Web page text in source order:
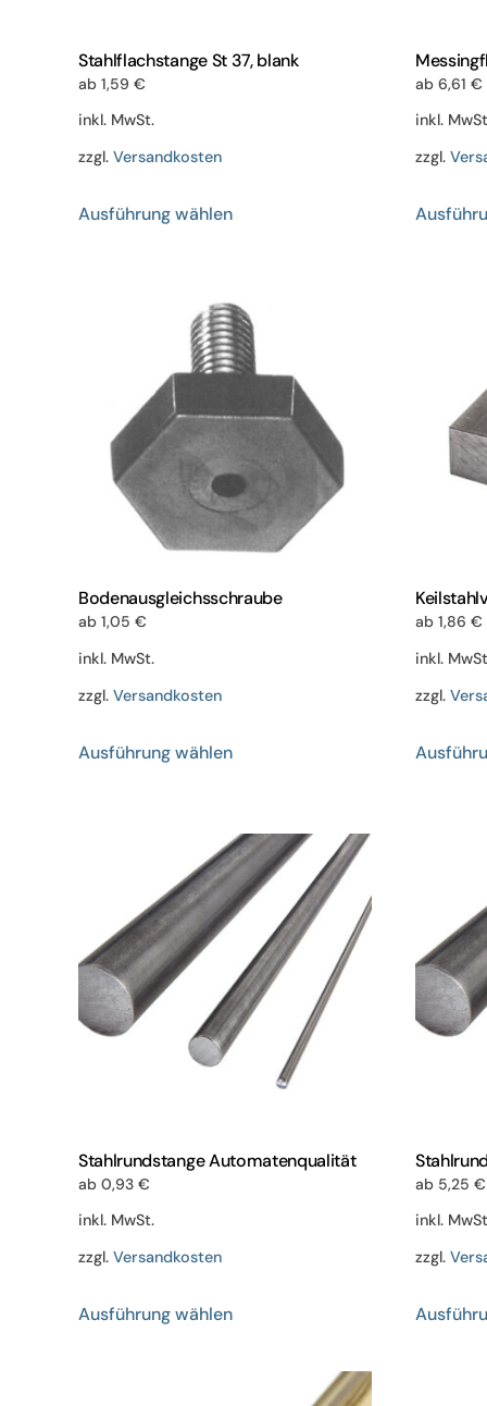
Stahlflachstange St 37, blank
ab 1,59 €
inkl. MwSt.
zzgl. Versandkosten
Ausführung wählenProdukt
Varianten
auf.
Die
Optionen
Produktseite
gewählt
werden
ab 6,61 €
inkl.
zzgl.
Bodenausgleichsschraube
ab 1,05 €
inkl. MwSt.
zzgl. Versandkosten
Ausführung wählenProdukt
Varianten
auf.
Die
Optionen
können
auf
der
Produktseite
gewählt
werden
ab 1,86 €
inkl.
zzgl.
Stahlrundstange Automatenqualität
ab 0,93 €
inkl. MwSt.
zzgl. Versandkosten
Ausführung wählenProdukt
ab 5,25 €
inkl.
zzgl.